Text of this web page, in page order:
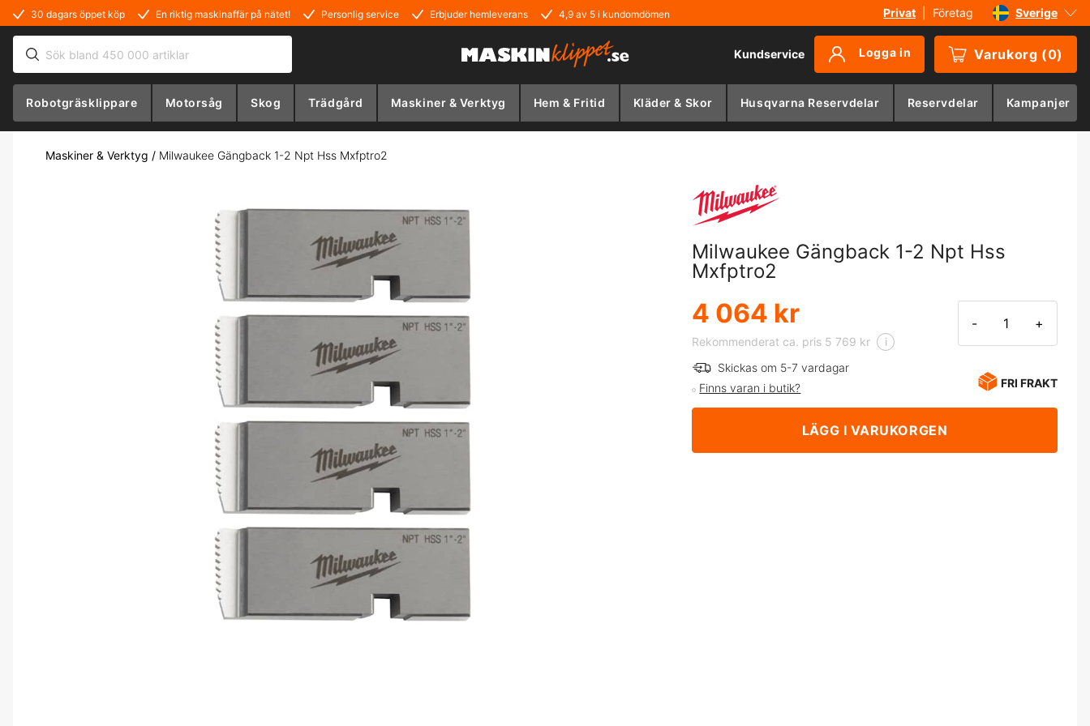
30 dagars öppet köp En riktig maskinaffär på nätet! Personlig service Erbjuder hemleverans 4,9 av 5 i kundomdömen Privat Företag
Sverige
Danmark
Norge
Kundservice Logga in Varukorg (0)
Robotgräsklippare Motorsåg Skog Trädgård Maskiner & Verktyg Hem & Fritid Kläder & Skor Husqvarna Reservdelar Reservdelar Kampanjer
Maskiner & Verktyg / Milwaukee Gängback 1-2 Npt Hss Mxfptro2
Milwaukee Gängback 1-2 Npt Hss
Mxfptro2
4 064 kr
Rekommenderat ca. pris 5 769 kr i
- +
Skickas om 5-7 vardagar
Finns varan i butik?
FRI FRAKT
LÄGG I VARUKORGEN